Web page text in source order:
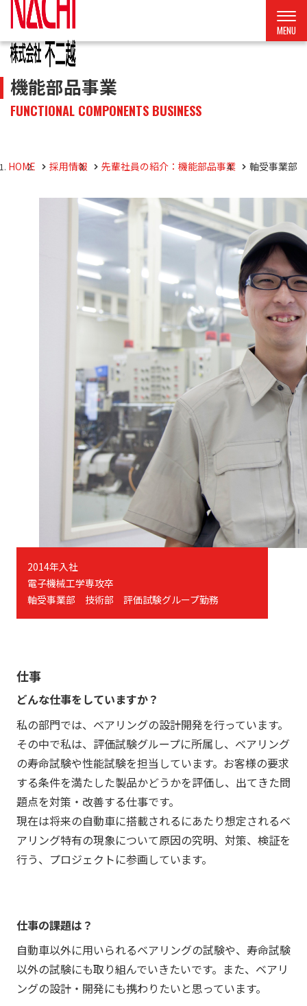
機能部品事業
FUNCTIONAL COMPONENTS BUSINESS
HOME 採用情報 先輩社員の紹介：機能部品事業 軸受事業部
2014年入社
電子機械工学専攻卒
軸受事業部 技術部 評価試験グループ勤務
仕事
どんな仕事をしていますか？
私の部門では、ベアリングの設計開発を行っています。
その中で私は、評価試験グループに所属し、ベアリング
の寿命試験や性能試験を担当しています。お客様の要求
する条件を満たした製品かどうかを評価し、出てきた問
題点を対策・改善する仕事です。
現在は将来の自動車に搭載されるにあたり想定されるベ
アリング特有の現象について原因の究明、対策、検証を
行う、プロジェクトに参画しています。
仕事の課題は？
自動車以外に用いられるベアリングの試験や、寿命試験
以外の試験にも取り組んでいきたいです。また、ベアリ
ングの設計・開発にも携わりたいと思っています。